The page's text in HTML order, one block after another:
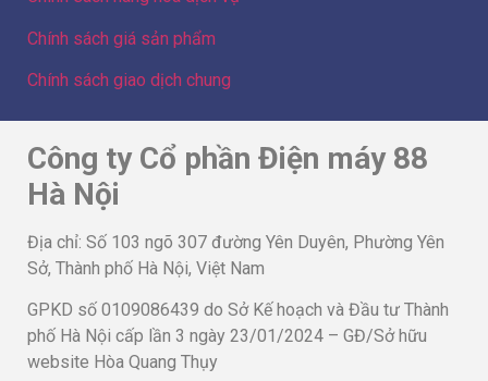
Chính sách giá sản phẩm
Chính sách giao dịch chung
Công ty Cổ phần Điện máy 88
Hà Nội
Địa chỉ: Số 103 ngõ 307 đường Yên Duyên, Phường Yên
Sở, Thành phố Hà Nội, Việt Nam
GPKD số 0109086439 do Sở Kế hoạch và Đầu tư Thành
phố Hà Nội cấp lần 3 ngày 23/01/2024 – GĐ/Sở hữu
website Hòa Quang Thụy